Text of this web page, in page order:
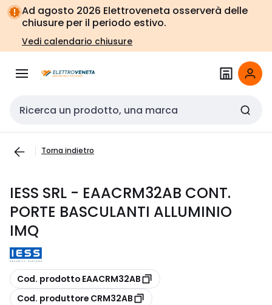
Vai alla
navigazione
Vai
alla
pagina
Ad agosto 2026 Elettroveneta osserverà delle
chiusure per il periodo estivo.
Vedi calendario chiusure
Cerca input
Torna indietro
IESS SRL - EAACRM32AB CONT.
PORTE BASCULANTI ALLUMINIO
IMQ
copia
Cod. prodotto EAACRM32AB
copia
Cod. produttore CRM32AB